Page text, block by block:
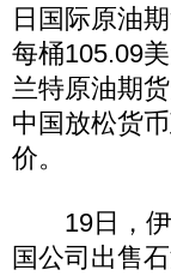
日国际原油
每桶105.09
兰特原油期
中国放松货
价。
19日，伊
国公司出售